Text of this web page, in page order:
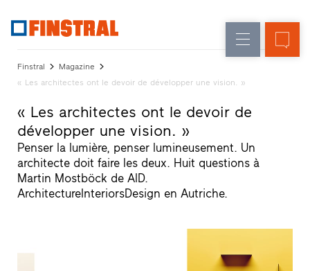
Portes
Parois
vitrées
Construction
Service
Programme
partenaires
Recherche
de
distributeurs
Accès
Finstral
Magazine
« Les architectes ont le devoir de développer une vision. »
« Les architectes ont le devoir de
développer une vision. »
Penser la lumière, penser lumineusement. Un
architecte doit faire les deux. Huit questions à
Martin Mostböck de AID.
ArchitectureInteriorsDesign en Autriche.